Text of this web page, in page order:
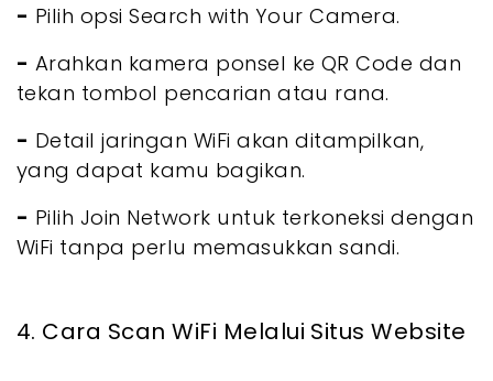
- Pilih opsi Search with Your Camera.
- Arahkan kamera ponsel ke QR Code dan
tekan tombol pencarian atau rana.
- Detail jaringan WiFi akan ditampilkan,
yang dapat kamu bagikan.
- Pilih Join Network untuk terkoneksi dengan
WiFi tanpa perlu memasukkan sandi.
4. Cara Scan WiFi Melalui Situs Website